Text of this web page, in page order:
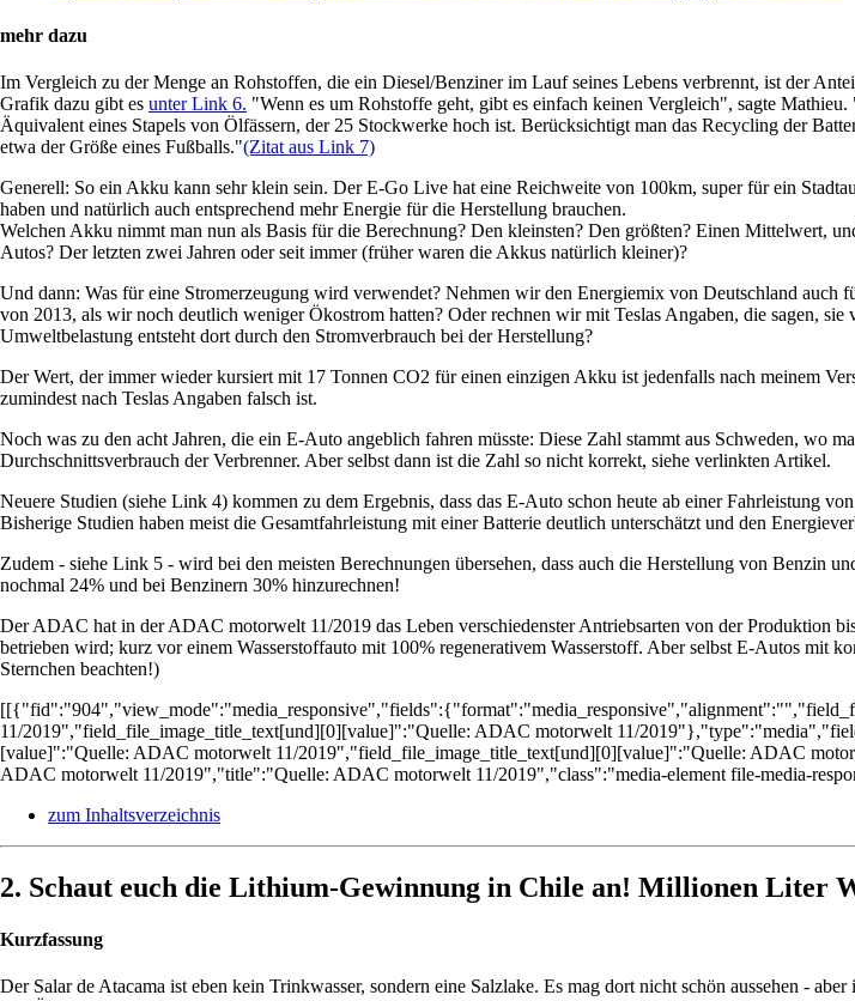
mehr dazu
Im Vergleich zu der Menge an Rohstoffen, die ein Diesel/Benziner im Lauf seines Lebens verbrennt, ist der
Grafik dazu gibt es unter Link 6. "Wenn es um Rohstoffe geht, gibt es einfach keinen Vergleich", sagte
Äquivalent eines Stapels von Ölfässern, der 25 Stockwerke hoch ist. Berücksichtigt man das Recycling der
etwa der Größe eines Fußballs."(Zitat aus Link 7)
Generell: So ein Akku kann sehr klein sein. Der E-Go Live hat eine Reichweite von 100km, super für ein
haben und natürlich auch entsprechend mehr Energie für die Herstellung brauchen.
Welchen Akku nimmt man nun als Basis für die Berechnung? Den kleinsten? Den größten? Einen Mittelwert,
Autos? Der letzten zwei Jahren oder seit immer (früher waren die Akkus natürlich kleiner)?
Und dann: Was für eine Stromerzeugung wird verwendet? Nehmen wir den Energiemix von Deutschland
von 2013, als wir noch deutlich weniger Ökostrom hatten? Oder rechnen wir mit Teslas Angaben, die sagen,
Umweltbelastung entsteht dort durch den Stromverbrauch bei der Herstellung?
Der Wert, der immer wieder kursiert mit 17 Tonnen CO2 für einen einzigen Akku ist jedenfalls nach meinem
zumindest nach Teslas Angaben falsch ist.
Noch was zu den acht Jahren, die ein E-Auto angeblich fahren müsste: Diese Zahl stammt aus Schweden, wo
Durchschnittsverbrauch der Verbrenner. Aber selbst dann ist die Zahl so nicht korrekt, siehe verlinkten Artikel.
Neuere Studien (siehe Link 4) kommen zu dem Ergebnis, dass das E-Auto schon heute ab einer Fahrleistung
Bisherige Studien haben meist die Gesamtfahrleistung mit einer Batterie deutlich unterschätzt und den
Zudem - siehe Link 5 - wird bei den meisten Berechnungen übersehen, dass auch die Herstellung von Benzin
nochmal 24% und bei Benzinern 30% hinzurechnen!
Der ADAC hat in der ADAC motorwelt 11/2019 das Leben verschiedenster Antriebsarten von der Produktion
betrieben wird; kurz vor einem Wasserstoffauto mit 100% regenerativem Wasserstoff. Aber selbst E-Autos mit
Sternchen beachten!)
11/2019","field_file_image_title_text[und][0][value]":"Quelle: ADAC motorwelt 11/
[value]":"Quelle: ADAC motorwelt 11/2019","field_file_image_title_text[und][0][value]":"Quelle: ADAC
ADAC motorwelt 11/2019","title":"Quelle: ADAC motorwelt 11/2019","class":"media-element file-media-
zum Inhaltsverzeichnis
2. Schaut euch die Lithium-Gewinnung in Chile an! Millionen Liter
Kurzfassung
Der Salar de Atacama ist eben kein Trinkwasser, sondern eine Salzlake. Es mag dort nicht schön aussehen -